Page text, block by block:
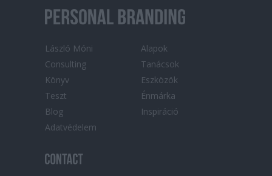
László Móni
Consulting
Könyv
Teszt
Blog
Adatvédelem
Alapok
Tanácsok
Eszközök
Énmárka
Inspiráció